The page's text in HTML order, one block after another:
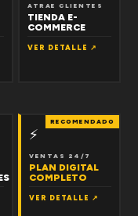
ATRAE CLIENTES
TIENDA E-
COMMERCE
VER DETALLE ↗
RECOMENDADO
⚡
VENTAS 24/7
PLAN DIGITAL
COMPLETO
VER DETALLE ↗